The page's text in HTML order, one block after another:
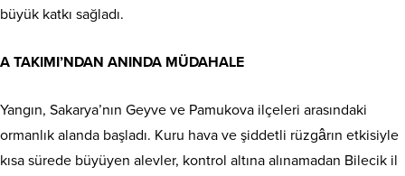
büyük katkı sağladı.
A TAKIMI’NDAN ANINDA MÜDAHALE
Yangın, Sakarya’nın Geyve ve Pamukova ilçeleri arasındaki
ormanlık alanda başladı. Kuru hava ve şiddetli rüzgârın etkisiyle
kısa sürede büyüyen alevler, kontrol altına alınamadan Bilecik il